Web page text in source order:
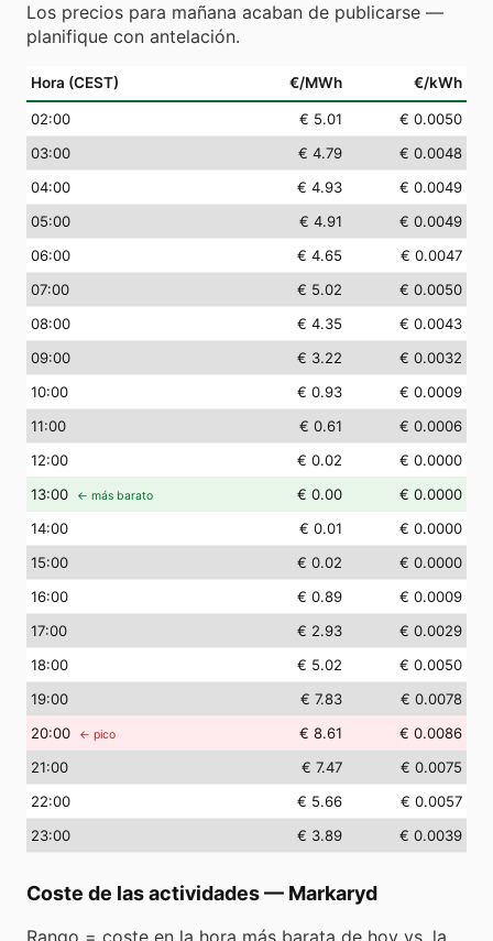
Los precios para mañana acaban de publicarse —
planifique con antelación.
Hora (CEST) €/MWh €/kWh
02:00 € 5.01
€ 0.0050
03:00 € 4.79
€ 0.0048
04:00 € 4.93
€ 0.0049
05:00 € 4.91
€ 0.0049
06:00 € 4.65
€ 0.0047
07:00 € 5.02
€ 0.0050
08:00 € 4.35
€ 0.0043
09:00 € 3.22
€ 0.0032
10:00 € 0.93
€ 0.0009
11:00 € 0.61
€ 0.0006
12:00 € 0.02
€ 0.0000
13:00 ← más barato € 0.00
€ 0.0000
14:00 € 0.01
€ 0.0000
15:00 € 0.02
€ 0.0000
16:00 € 0.89
€ 0.0009
17:00 € 2.93
€ 0.0029
18:00 € 5.02
€ 0.0050
19:00 € 7.83
€ 0.0078
20:00 ← pico € 8.61
€ 0.0086
21:00 € 7.47
€ 0.0075
22:00 € 5.66
€ 0.0057
23:00 € 3.89 € 0.0039
Coste de las actividades— Markaryd
Rango = coste en la hora más barata de hoy vs. la